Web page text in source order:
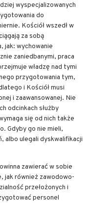
wyspecjalizowanych
do
Kościół wszedł w
za sobą
jak: wychowanie
zaniedbanymi, praca
władzę nad tymi
przygotowania tym,
i Kościół musi
i zaawansowanej. Nie
odcinkach służby
się od nich także
Gdyby go nie mieli,
albo ulegali dyskwalifikacji
zawierać w sobie
jak również zawodowo-
przełożonych i
personel